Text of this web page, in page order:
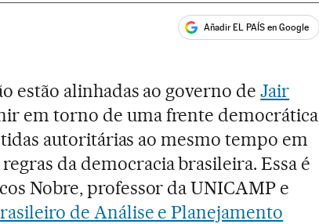
Añadir EL PAÍS en Google
estão alinhadas ao governo deJair
em torno de uma frente democrática
autoritárias ao mesmo tempo em
da democracia brasileira. Essa é
Nobre, professor da UNICAMP e
de Análise e Planejamento